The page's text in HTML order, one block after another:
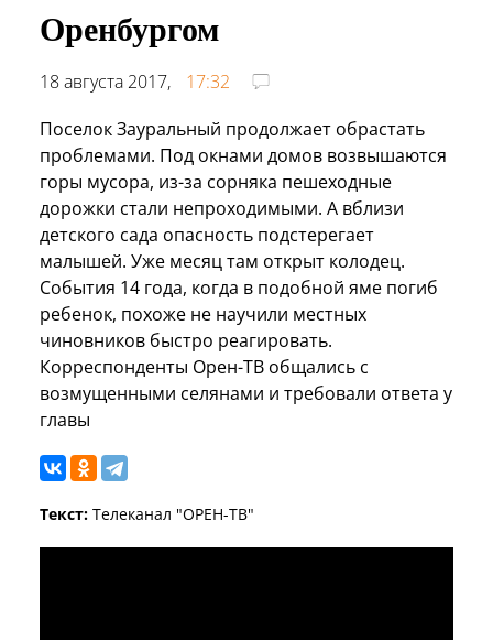
Оренбургом
18 августа 2017,
17:32
Поселок Зауральный продолжает обрастать
проблемами. Под окнами домов возвышаются
горы мусора, из-за сорняка пешеходные
дорожки стали непроходимыми. А вблизи
детского сада опасность подстерегает
малышей. Уже месяц там открыт колодец.
События 14 года, когда в подобной яме погиб
ребенок, похоже не научили местных
чиновников быстро реагировать.
Корреспонденты Орен-ТВ общались с
возмущенными селянами и требовали ответа у
главы
Текст: Телеканал "ОРЕН-ТВ"